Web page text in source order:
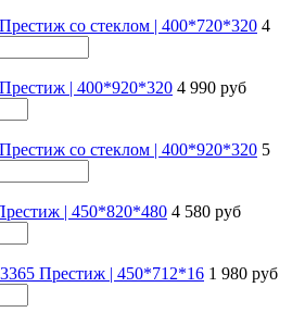
со стеклом | 400*720*320 4
| 400*920*320 4 990 руб
со стеклом | 400*920*320 5
| 450*820*480 4 580 руб
Престиж | 450*712*16 1 980 руб